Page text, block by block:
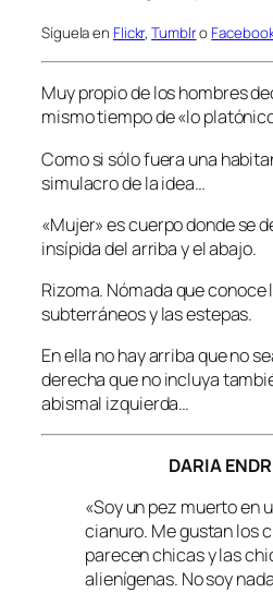
Síguela en Flickr,Tumblro
Muy propio de los hombres
mismo tiempo de «lo
Como si sólo fuera una
simulacro de la idea…
«Mujer» es cuerpo donde se
insípida del arriba y el abajo.
Rizoma. Nómada que
subterráneos y las estepas.
En ella no hay arriba que no
derecha que no incluya
abismal izquierda…
DARIA
«Soy un pez muerto en
cianuro. Me gustan los
parecen chicas y las
alienígenas. No soy